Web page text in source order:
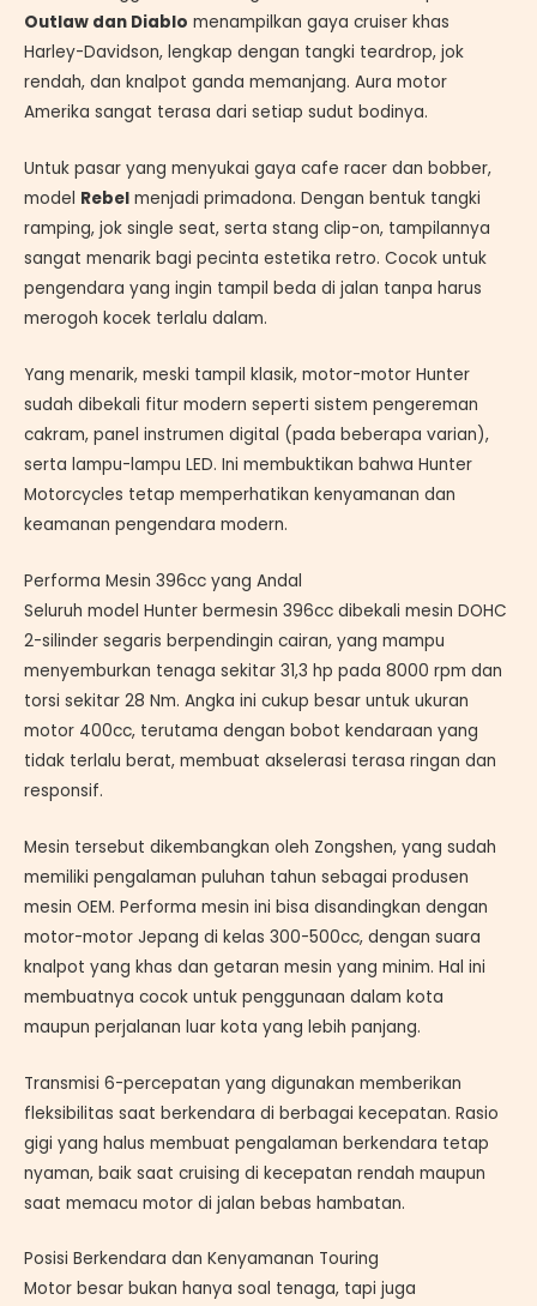
Outlaw dan Diablo menampilkan gaya cruiser khas
Harley-Davidson, lengkap dengan tangki teardrop, jok
rendah, dan knalpot ganda memanjang. Aura motor
Amerika sangat terasa dari setiap sudut bodinya.
Untuk pasar yang menyukai gaya cafe racer dan bobber,
model Rebel menjadi primadona. Dengan bentuk tangki
ramping, jok single seat, serta stang clip-on, tampilannya
sangat menarik bagi pecinta estetika retro. Cocok untuk
pengendara yang ingin tampil beda di jalan tanpa harus
merogoh kocek terlalu dalam.
Yang menarik, meski tampil klasik, motor-motor Hunter
sudah dibekali fitur modern seperti sistem pengereman
cakram, panel instrumen digital (pada beberapa varian),
serta lampu-lampu LED. Ini membuktikan bahwa Hunter
Motorcycles tetap memperhatikan kenyamanan dan
keamanan pengendara modern.
Performa Mesin 396cc yang Andal
Seluruh model Hunter bermesin 396cc dibekali mesin DOHC
2-silinder segaris berpendingin cairan, yang mampu
menyemburkan tenaga sekitar 31,3 hp pada 8000 rpm dan
torsi sekitar 28 Nm. Angka ini cukup besar untuk ukuran
motor 400cc, terutama dengan bobot kendaraan yang
tidak terlalu berat, membuat akselerasi terasa ringan dan
responsif.
Mesin tersebut dikembangkan oleh Zongshen, yang sudah
memiliki pengalaman puluhan tahun sebagai produsen
mesin OEM. Performa mesin ini bisa disandingkan dengan
motor-motor Jepang di kelas 300-500cc, dengan suara
knalpot yang khas dan getaran mesin yang minim. Hal ini
membuatnya cocok untuk penggunaan dalam kota
maupun perjalanan luar kota yang lebih panjang.
Transmisi 6-percepatan yang digunakan memberikan
fleksibilitas saat berkendara di berbagai kecepatan. Rasio
gigi yang halus membuat pengalaman berkendara tetap
nyaman, baik saat cruising di kecepatan rendah maupun
saat memacu motor di jalan bebas hambatan.
Posisi Berkendara dan Kenyamanan Touring
Motor besar bukan hanya soal tenaga, tapi juga